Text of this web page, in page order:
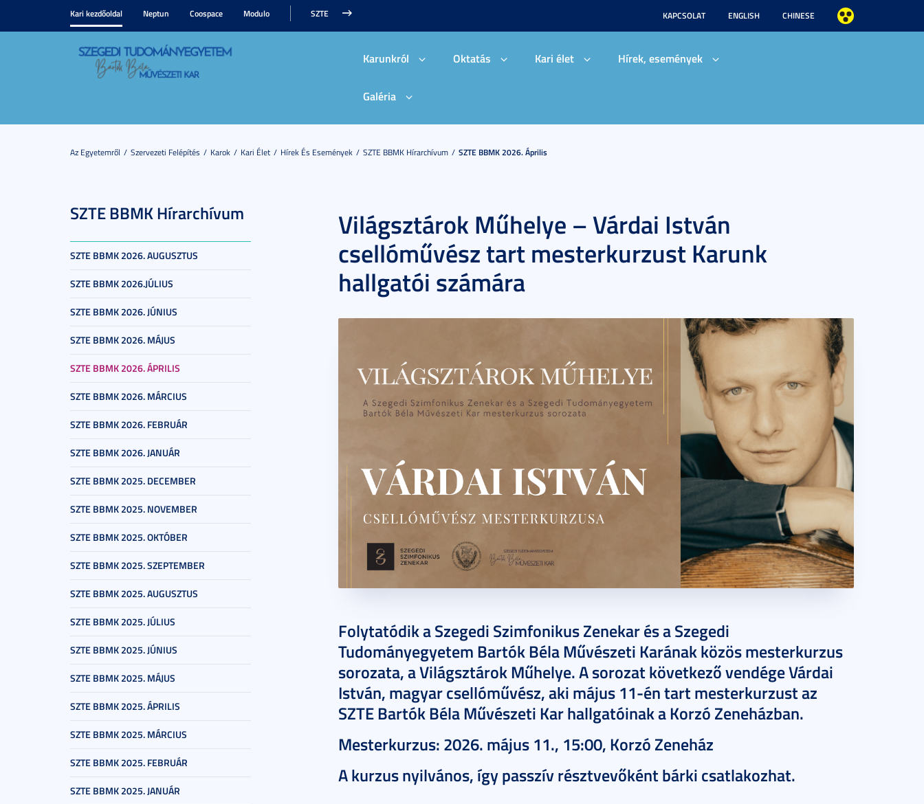
Kari kezdőoldal Neptun Coospace Modulo SZTE KAPCSOLAT ENGLISH CHINESE
Karunkról Oktatás Kari élet Hírek, események
Galéria
Az Egyetemről Szervezeti Felépítés Karok Kari Élet Hírek És Események SZTE BBMK Hírarchívum SZTE BBMK 2026. Április
SZTE BBMK Hírarchívum
SZTE BBMK 2026. AUGUSZTUS
SZTE BBMK 2026.JÚLIUS
SZTE BBMK 2026. JÚNIUS
SZTE BBMK 2026. MÁJUS
SZTE BBMK 2026. ÁPRILIS
SZTE BBMK 2026. MÁRCIUS
SZTE BBMK 2026. FEBRUÁR
SZTE BBMK 2026. JANUÁR
SZTE BBMK 2025. DECEMBER
SZTE BBMK 2025. NOVEMBER
SZTE BBMK 2025. OKTÓBER
SZTE BBMK 2025. SZEPTEMBER
SZTE BBMK 2025. AUGUSZTUS
SZTE BBMK 2025. JÚLIUS
SZTE BBMK 2025. JÚNIUS
SZTE BBMK 2025. MÁJUS
SZTE BBMK 2025. ÁPRILIS
SZTE BBMK 2025. MÁRCIUS
SZTE BBMK 2025. FEBRUÁR
SZTE BBMK 2025. JANUÁR
Világsztárok Műhelye – Várdai István
csellóművész tart mesterkurzust Karunk
hallgatói számára
Folytatódik a Szegedi Szimfonikus Zenekar és a Szegedi
Tudományegyetem Bartók Béla Művészeti Karának közös mesterkurzus
sorozata, a Világsztárok Műhelye. A sorozat következő vendége Várdai
István, magyar csellóművész, aki május 11-én tart mesterkurzust az
SZTE Bartók Béla Művészeti Kar hallgatóinak a Korzó Zeneházban.
Mesterkurzus: 2026. május 11., 15:00, Korzó Zeneház
A kurzus nyilvános, így passzív résztvevőként bárki csatlakozhat.